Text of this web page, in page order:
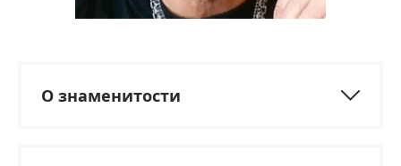
О знаменитости